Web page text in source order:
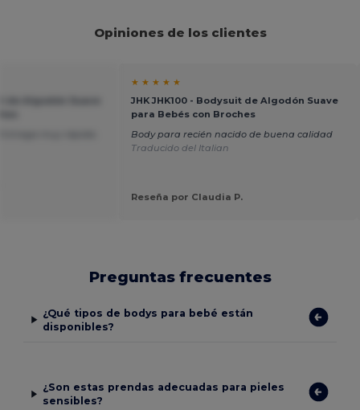
Opiniones de los clientes
★ ★ ★ ★ ★
JHK JHK100 - Bodysuit de Algodón Suave
para Bebés con Broches
Body para recién nacido de buena calidad
Traducido del Italian
Reseña por Claudia P.
Preguntas frecuentes
¿Qué tipos de bodys para bebé están
disponibles?
¿Son estas prendas adecuadas para pieles
sensibles?